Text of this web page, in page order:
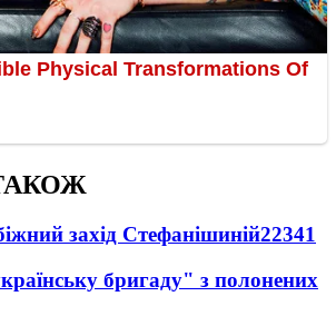
захід Стефанішиній22341
бригаду" з полонених